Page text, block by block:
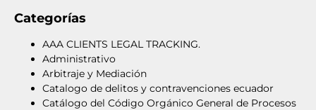
Categorías
AAA CLIENTS LEGAL TRACKING.
Administrativo
Arbitraje y Mediación
Catalogo de delitos y contravenciones ecuador
Catálogo del Código Orgánico General de Procesos